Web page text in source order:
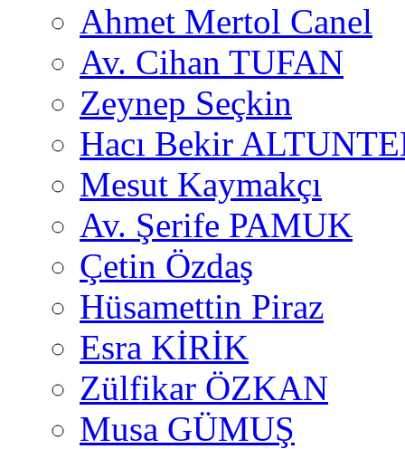
Ahmet Mertol Canel
Av. Cihan TUFAN
Zeynep Seçkin
Hacı Bekir
Mesut Kaymakçı
Av. Şerife PAMUK
Çetin Özdaş
Hüsamettin Piraz
Esra KİRİK
Zülfikar ÖZKAN
Musa GÜMUŞ